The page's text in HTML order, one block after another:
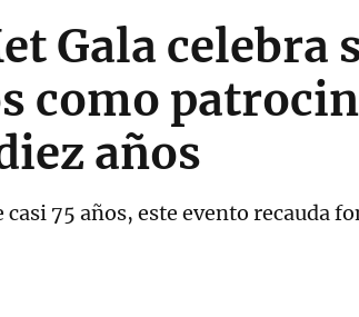
Gala celebra
como
años
casi 75 años, este evento recauda